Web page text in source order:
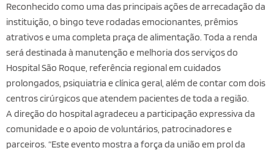
Reconhecido como uma das principais ações de arrecadação da
instituição, o bingo teve rodadas emocionantes, prêmios
atrativos e uma completa praça de alimentação. Toda a renda
será destinada à manutenção e melhoria dos serviços do
Hospital São Roque, referência regional em cuidados
prolongados, psiquiatria e clínica geral, além de contar com dois
centros cirúrgicos que atendem pacientes de toda a região.
A direção do hospital agradeceu a participação expressiva da
comunidade e o apoio de voluntários, patrocinadores e
parceiros. “Este evento mostra a força da união em prol da